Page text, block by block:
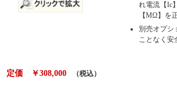
れ電流【Ic
【MΩ】を
別売オプシ
ことなく安
定価 ￥308,000 （税込）